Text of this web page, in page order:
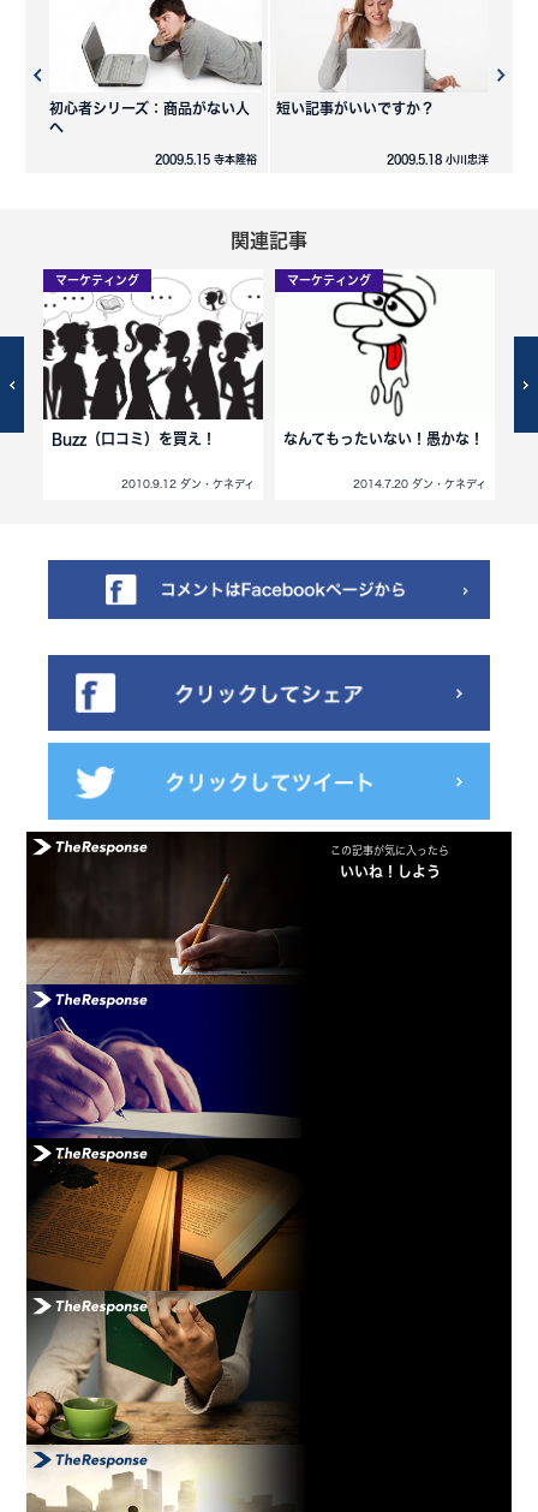
初心者シリーズ：商品がない人
へ
2009.5.15 寺本隆裕
短い記事がいいですか？
2009.5.18 小川忠洋
関連記事
マーケティング
Buzz（口コミ）を買え！
2010.9.12 ダン・ケネディ
マーケティング
なんてもったいない！愚かな！
2014.7.20 ダン・ケネディ
この記事が気に入ったら
いいね！しよう